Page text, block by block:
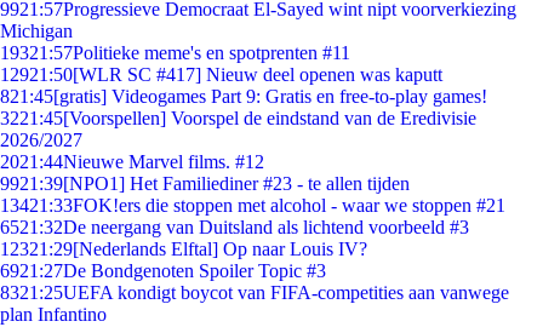
9921:57Progressieve Democraat El-Sayed wint nipt voorverkiezing
Michigan
19321:57Politieke meme's en spotprenten #11
12921:50[WLR SC #417] Nieuw deel openen was kaputt
821:45[gratis] Videogames Part 9: Gratis en free-to-play games!
3221:45[Voorspellen] Voorspel de eindstand van de Eredivisie
2026/2027
2021:44Nieuwe Marvel films. #12
9921:39[NPO1] Het Familiediner #23 - te allen tijden
13421:33FOK!ers die stoppen met alcohol - waar we stoppen #21
6521:32De neergang van Duitsland als lichtend voorbeeld #3
12321:29[Nederlands Elftal] Op naar Louis IV?
6921:27De Bondgenoten Spoiler Topic #3
8321:25UEFA kondigt boycot van FIFA-competities aan vanwege
plan Infantino